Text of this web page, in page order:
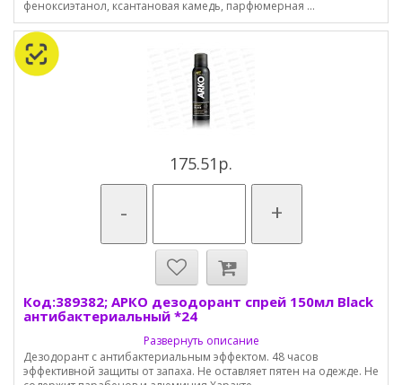
феноксиэтанол, ксантановая камедь, парфюмерная ...
175.51р.
- +
Код:389382; АРКО дезодорант спрей 150мл Black
антибактериальный *24
Развернуть описание
Дезодорант с антибактериальным эффектом. 48 часов
эффективной защиты от запаха. Не оставляет пятен на одежде. Не